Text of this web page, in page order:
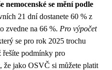
nemocenské se mění podle
21 dní dostanete 60 % z
zvedne na 66 %. Pro výpočet
se pro rok 2025 trochu
řešíte podmínky pro
že jako OSVČ si můžete platit